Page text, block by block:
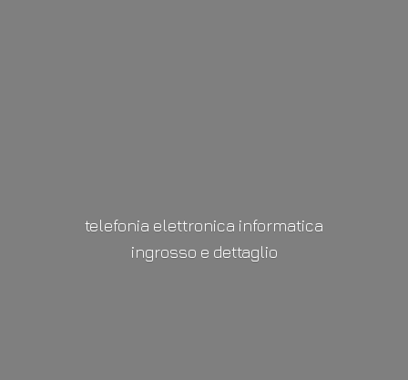
telefonia elettronica informatica
ingrosso e dettaglio